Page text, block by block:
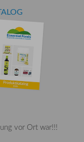
vor Ort war!!!